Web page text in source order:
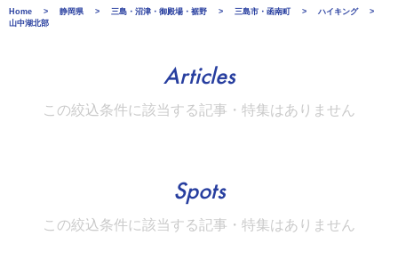
Home 静岡県 三島・沼津・御殿場・裾野 三島市・函南町
ハイキング
山中湖北部
Articles
この絞込条件に該当する記事・特集はありません
Spots
この絞込条件に該当する記事・特集はありません